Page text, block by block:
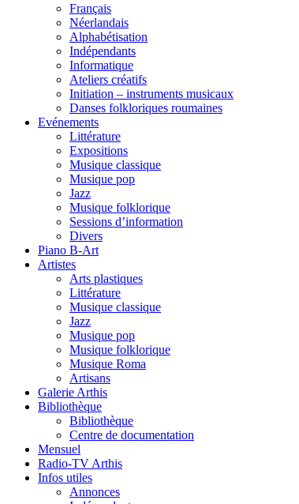
Français
Néerlandais
Alphabétisation
Indépendants
Informatique
Ateliers créatifs
Initiation – instruments musicaux
Danses folkloriques roumaines
Evénements
Littérature
Expositions
Musique classique
Musique pop
Jazz
Musique folklorique
Sessions d’information
Divers
Piano B-Art
Artistes
Arts plastiques
Littérature
Musique classique
Jazz
Musique pop
Musique folklorique
Musique Roma
Artisans
Galerie Arthis
Bibliothèque
Bibliothèque
Centre de documentation
Mensuel
Radio-TV Arthis
Infos utiles
Annonces